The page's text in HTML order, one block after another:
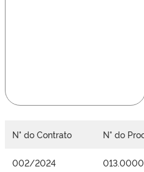
N° do Contrato N° do
002/2024